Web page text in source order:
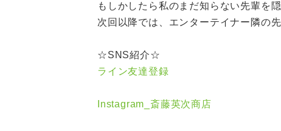
もしかしたら私のまだ知らない先輩を
次回以降では、エンターテイナー隣の
☆SNS紹介☆
ライン友達登録
Instagram_斎藤英次商店